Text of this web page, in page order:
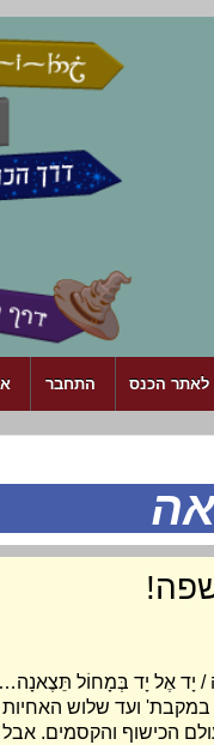
לאתר הכנס התחבר
/ יָד אֶל יָד בְּמָחוֹל
ועד שלוש האחיות
הכישוף והקסמים.